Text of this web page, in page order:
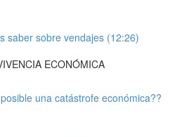
saber sobre vendajes (12:26)
ECONÓMICA
una catástrofe económica??